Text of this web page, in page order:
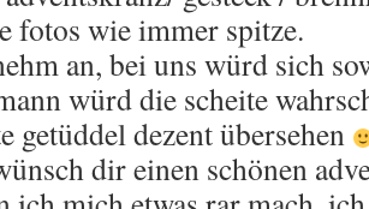
fotos wie immer spitze.
an, bei uns würd sich
würd die scheite
getüddel dezent übersehen
dir einen schönen